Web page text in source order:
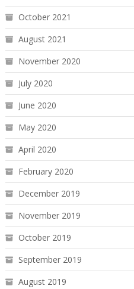
October 2021
August 2021
November 2020
July 2020
June 2020
May 2020
April 2020
February 2020
December 2019
November 2019
October 2019
September 2019
August 2019